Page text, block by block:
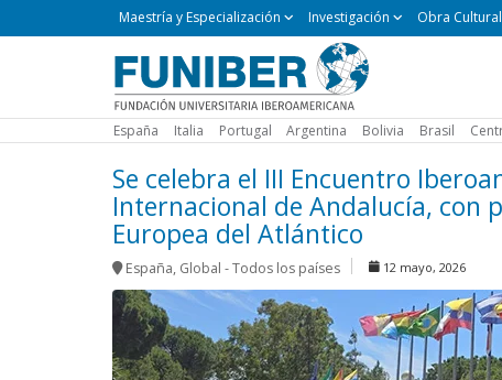
Maestría
Maestría y Especialización Investigación Obra Cultural
España Italia Portugal Argentina Bolivia Brasil
Se celebra el III Encuentro
Internacional de Andalucía, con
Europea del Atlántico
España, Global - Todos los países 12 mayo, 2026